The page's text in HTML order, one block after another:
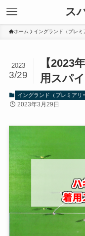
ス
ホーム イングランド（プレミ
【2023
用スパ
2023
3/29
イングランド（プレミアリ
2023年3月29日